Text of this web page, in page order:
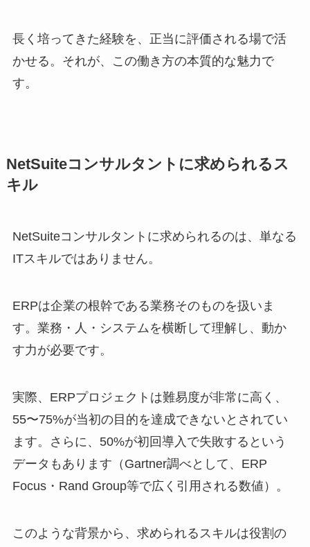
長く培ってきた経験を、正当に評価される場で活
かせる。それが、この働き方の本質的な魅力で
す。
NetSuiteコンサルタントに求められるス
キル
NetSuiteコンサルタントに求められるのは、単なる
ITスキルではありません。
ERPは企業の根幹である業務そのものを扱いま
す。業務・人・システムを横断して理解し、動か
す力が必要です。
実際、ERPプロジェクトは難易度が非常に高く、
55〜75%が当初の目的を達成できないとされてい
ます。さらに、50%が初回導入で失敗するという
データもあります（Gartner調べとして、ERP
Focus・Rand Group等で広く引用される数値）。
このような背景から、求められるスキルは役割の